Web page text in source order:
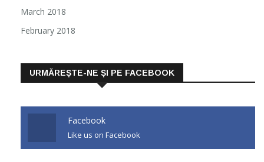
March 2018
February 2018
URMĂREȘTE-NE ȘI PE FACEBOOK
Facebook
Like us on Facebook